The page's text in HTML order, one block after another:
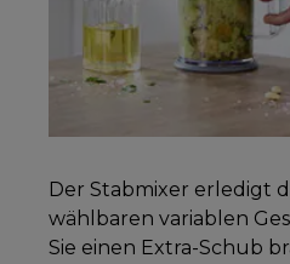
Der Stabmixer erledigt
wählbaren variablen
Sie einen Extra-Schub